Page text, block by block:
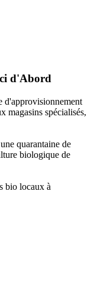
d'Abord
magasins spécialisés,
quarantaine de
biologique de
bio locaux à